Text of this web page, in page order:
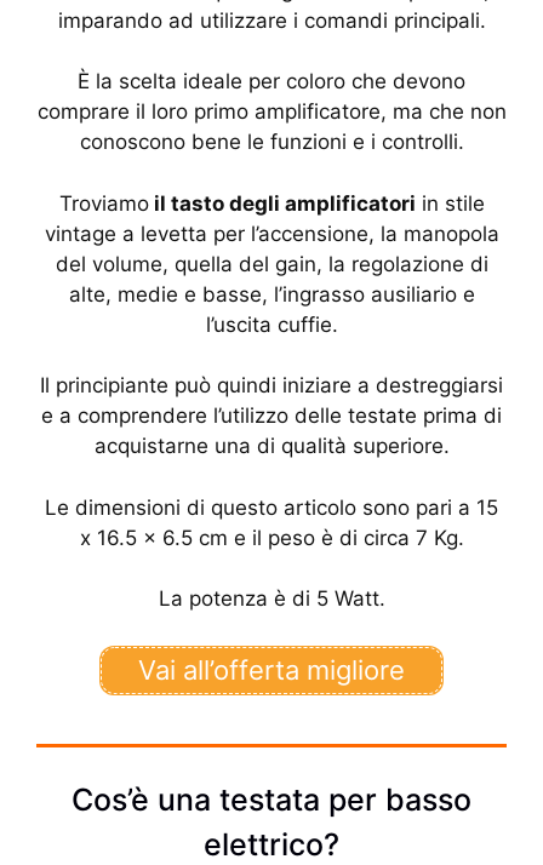
imparando ad utilizzare i comandi principali.
È la scelta ideale per coloro che devono
comprare il loro primo amplificatore, ma che non
conoscono bene le funzioni e i controlli.
Troviamoil tasto degli amplificatori in stile
vintage a levetta per l’accensione, la manopola
del volume, quella del gain, la regolazione di
alte, medie e basse, l’ingrasso ausiliario e
l’uscita cuffie.
Il principiante può quindi iniziare a destreggiarsi
e a comprendere l’utilizzo delle testate prima di
acquistarne una di qualità superiore.
Le dimensioni di questo articolo sono pari a 15
x 16.5 x 6.5 cm e il peso è di circa 7 Kg.
La potenza è di 5 Watt.
Vai all’offerta migliore
Cos’è una testata per basso
elettrico?